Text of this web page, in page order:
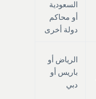
السعودية
أو محاكم
دولة أخرى
الرياض أو
باريس أو
دبي